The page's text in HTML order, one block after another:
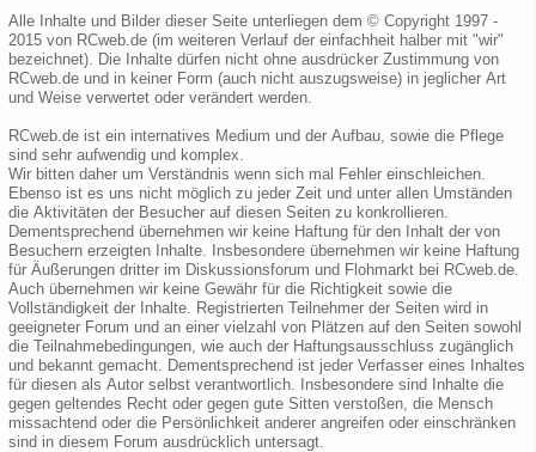
Alle Inhalte und Bilder dieser Seite unterliegen dem © Copyright 1997 -
2015 von RCweb.de (im weiteren Verlauf der einfachheit halber mit "wir"
bezeichnet). Die Inhalte dürfen nicht ohne ausdrücker Zustimmung von
RCweb.de und in keiner Form (auch nicht auszugsweise) in jeglicher Art
und Weise verwertet oder verändert werden.
RCweb.de ist ein internatives Medium und der Aufbau, sowie die Pflege
sind sehr aufwendig und komplex.
Wir bitten daher um Verständnis wenn sich mal Fehler einschleichen.
Ebenso ist es uns nicht möglich zu jeder Zeit und unter allen Umständen
die Aktivitäten der Besucher auf diesen Seiten zu konkrollieren.
Dementsprechend übernehmen wir keine Haftung für den Inhalt der von
Besuchern erzeigten Inhalte. Insbesondere übernehmen wir keine Haftung
für Äußerungen dritter im Diskussionsforum und Flohmarkt bei RCweb.de.
Auch übernehmen wir keine Gewähr für die Richtigkeit sowie die
Vollständigkeit der Inhalte. Registrierten Teilnehmer der Seiten wird in
geeigneter Forum und an einer vielzahl von Plätzen auf den Seiten sowohl
die Teilnahmebedingungen, wie auch der Haftungsausschluss zugänglich
und bekannt gemacht. Dementsprechend ist jeder Verfasser eines Inhaltes
für diesen als Autor selbst verantwortlich. Insbesondere sind Inhalte die
gegen geltendes Recht oder gegen gute Sitten verstoßen, die Mensch
missachtend oder die Persönlichkeit anderer angreifen oder einschränken
sind in diesem Forum ausdrücklich untersagt.